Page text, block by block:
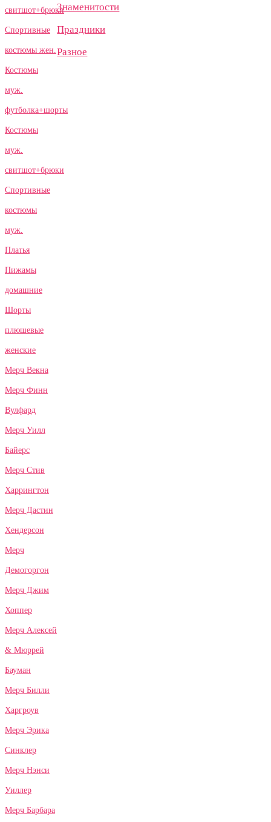
свитшот+брюки
Спортивные
костюмы жен.
Костюмы
муж.
футболка+шорты
Костюмы
муж.
свитшот+брюки
Спортивные
костюмы
муж.
Платья
Пижамы
домашние
Шорты
плюшевые
женские
Мерч Векна
Мерч Финн
Вулфард
Мерч Уилл
Байерс
Мерч Стив
Харрингтон
Мерч Дастин
Хендерсон
Мерч
Демогоргон
Мерч Джим
Хоппер
Мерч Алексей
& Мюррей
Бауман
Мерч Билли
Харгроув
Мерч Эрика
Синклер
Мерч Нэнси
Уиллер
Мерч Барбара
Знаменитости
Праздники
Разное